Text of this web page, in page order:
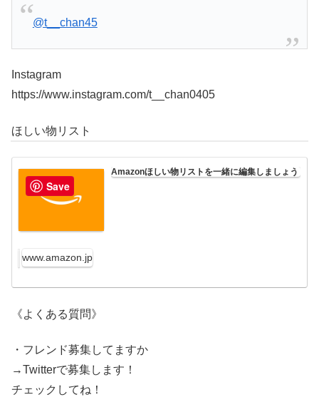
@t__chan45
Instagram
https://www.instagram.com/t__chan0405
ほしい物リスト
Amazonほしい物リストを一緒に編集しましょう
www.amazon.jp
《よくある質問》
・フレンド募集してますか
→Twitterで募集します！
チェックしてね！
Save